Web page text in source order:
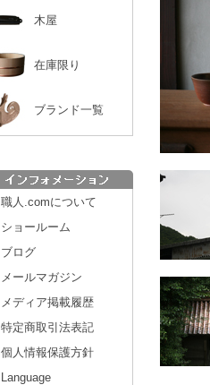
木屋
在庫限り
ブランド一覧
職人.comについて
ショールーム
ブログ
メールマガジン
メディア掲載履歴
特定商取引法表記
個人情報保護方針
Language